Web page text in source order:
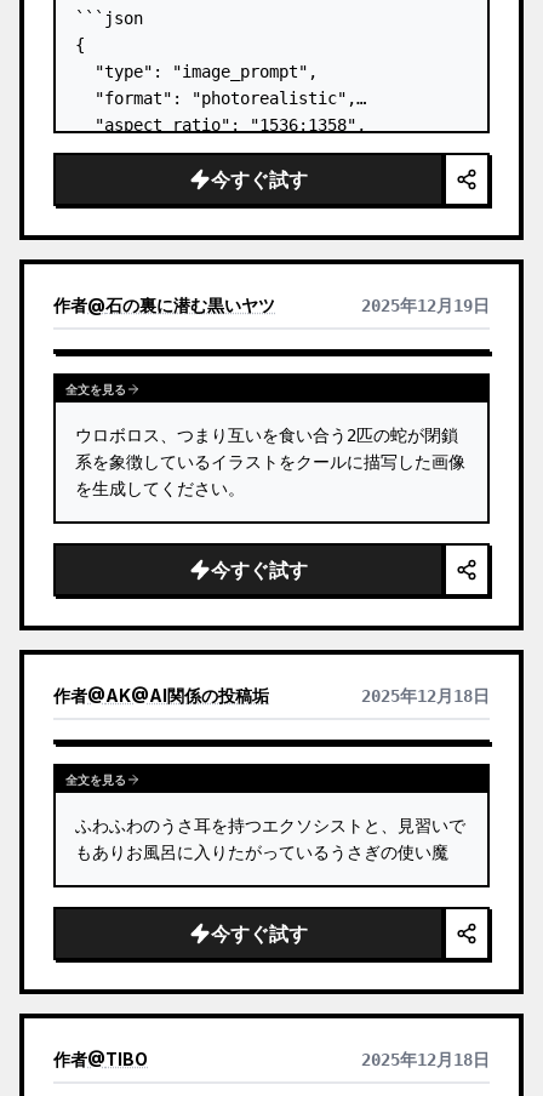
```json
{
  "type": "image_prompt",
  "format": "photorealistic",
  "aspect_ratio": "1536:1358",
  "scene": {
    "setting": "ガラスの手すりがある屋外のバ
ルコニー/テラス",
    "time_of_day": "昼間",
    "weather": "晴れ",
クリーム色の天面、グレーの側面パネル、パイピン
今すぐ試す
作者@石の裏に潜む黒いヤツ 2025年12月19日
全文を見る
ウロボロス、つまり互いを食い合う2匹の蛇が閉鎖
系を象徴しているイラストをクールに描写した画像
を生成してください。
今すぐ試す
作者@AK@AI関係の投稿垢 2025年12月18日
全文を見る
ふわふわのうさ耳を持つエクソシストと、見習いで
もありお風呂に入りたがっているうさぎの使い魔
今すぐ試す
作者@TIBO 2025年12月18日